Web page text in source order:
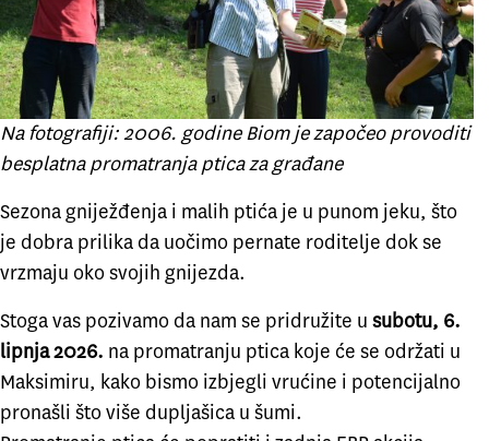
Na fotografiji: 2006. godine Biom je započeo provoditi
besplatna promatranja ptica za građane
Sezona gniježđenja i malih ptića je u punom jeku, što
je dobra prilika da uočimo pernate roditelje dok se
vrzmaju oko svojih gnijezda.
Stoga vas pozivamo da nam se pridružite u subotu, 6.
lipnja 2026. na promatranju ptica koje će se održati u
Maksimiru, kako bismo izbjegli vrućine i potencijalno
pronašli što više dupljašica u šumi.